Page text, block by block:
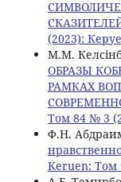
(2023):
М.М.
ОБРАЗЫ
РАМКАХ
Том 84 № 3
Ф.Н.
Keruen: Том